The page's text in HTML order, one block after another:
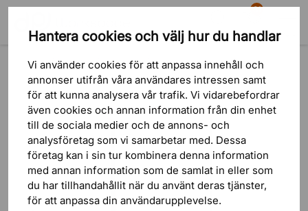
Hantera cookies och välj hur du handlar
Vi använder cookies för att anpassa innehåll och
annonser utifrån våra användares intressen samt
för att kunna analysera vår trafik. Vi vidarebefordrar
även cookies och annan information från din enhet
till de sociala medier och de annons- och
analysföretag som vi samarbetar med. Dessa
företag kan i sin tur kombinera denna information
med annan information som de samlat in eller som
du har tillhandahållit när du använt deras tjänster,
för att anpassa din användarupplevelse.
Sök
81
Varukorg Meny